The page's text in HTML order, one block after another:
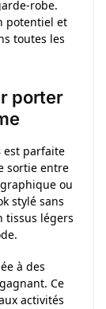
robe.
potentiel et
toutes les
porter
est parfaite
sortie entre
ou
stylé sans
tissus légers
à des
Ce
activités